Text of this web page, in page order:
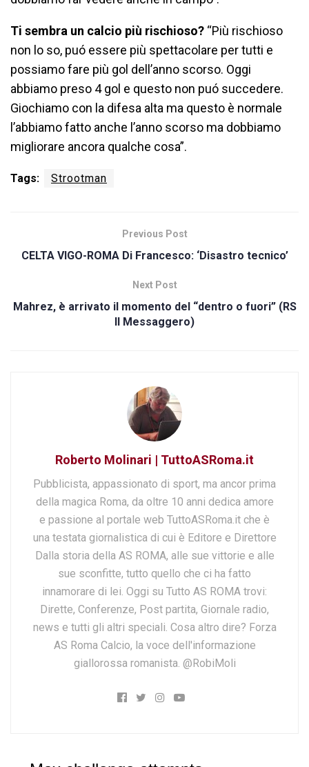
Ti sembra un calcio più rischioso? “Più rischioso
non lo so, puó essere più spettacolare per tutti e
possiamo fare più gol dell’anno scorso. Oggi
abbiamo preso 4 gol e questo non puó succedere.
Giochiamo con la difesa alta ma questo è normale
l’abbiamo fatto anche l’anno scorso ma dobbiamo
migliorare ancora qualche cosa”.
Tags: Strootman
Previous Post
CELTA VIGO-ROMA Di Francesco: ‘Disastro tecnico’
Next Post
Mahrez, è arrivato il momento del “dentro o fuori” (RS
Il Messaggero)
Roberto Molinari | TuttoASRoma.it
Pubblicista, appassionato di sport, ma ancor prima
della magica Roma, da oltre 10 anni dedica amore
e passione al portale web TuttoASRoma.it che è
una testata giornalistica di cui è Editore e Direttore
Dalla storia della AS ROMA, alle sue vittorie e alle
sue sconfitte, tutto quello che ci ha fatto
innamorare di lei. Oggi su Tutto AS ROMA trovi:
Dirette, Conferenze, Post partita, Giornale radio,
news e tutti gli altri speciali. Cosa altro dire? Forza
AS Roma Calcio, la voce dell'informazione
giallorossa romanista. @RobiMoli